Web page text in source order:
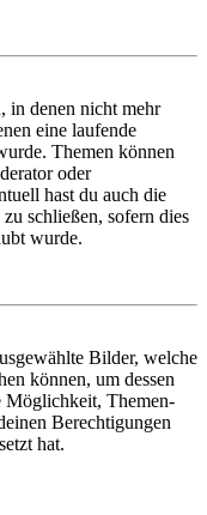
in denen nicht mehr
eine laufende
Themen können
oder
hast du auch die
schließen, sofern dies
wurde.
Bilder, welche
können, um dessen
Möglichkeit, Themen-
Berechtigungen
hat.